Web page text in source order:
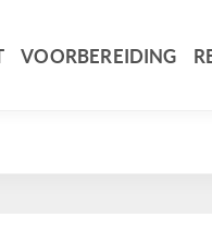
VOORBEREIDING